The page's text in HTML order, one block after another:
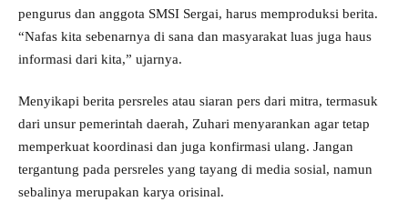
pengurus dan anggota SMSI Sergai, harus memproduksi berita.
“Nafas kita sebenarnya di sana dan masyarakat luas juga haus
informasi dari kita,” ujarnya.
Menyikapi berita persreles atau siaran pers dari mitra, termasuk
dari unsur pemerintah daerah, Zuhari menyarankan agar tetap
memperkuat koordinasi dan juga konfirmasi ulang. Jangan
tergantung pada persreles yang tayang di media sosial, namun
sebalinya merupakan karya orisinal.